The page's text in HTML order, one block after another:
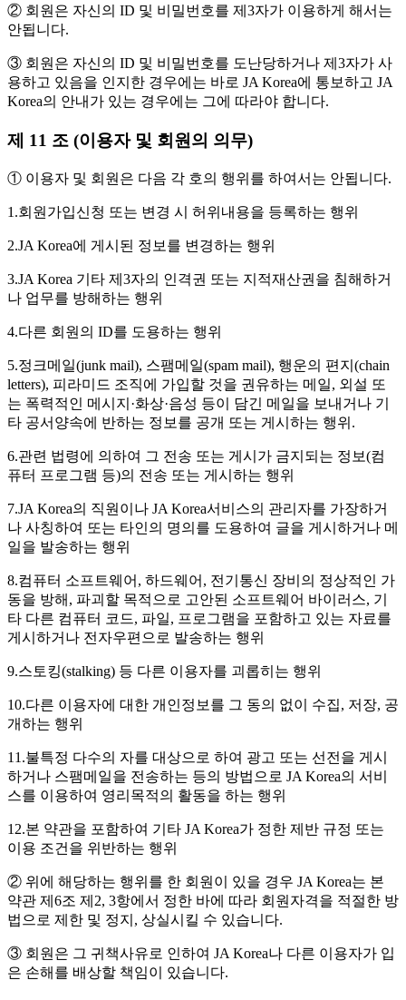
② 회원은 자신의 ID 및 비밀번호를 제3자가 이용하게 해서는
안됩니다.
③ 회원은 자신의 ID 및 비밀번호를 도난당하거나 제3자가 사
용하고 있음을 인지한 경우에는 바로 JA Korea에 통보하고 JA
Korea의 안내가 있는 경우에는 그에 따라야 합니다.
제 11 조 (이용자 및 회원의 의무)
① 이용자 및 회원은 다음 각 호의 행위를 하여서는 안됩니다.
1.회원가입신청 또는 변경 시 허위내용을 등록하는 행위
2.JA Korea에 게시된 정보를 변경하는 행위
3.JA Korea 기타 제3자의 인격권 또는 지적재산권을 침해하거
나 업무를 방해하는 행위
4.다른 회원의 ID를 도용하는 행위
5.정크메일(junk mail), 스팸메일(spam mail), 행운의 편지(chain
letters), 피라미드 조직에 가입할 것을 권유하는 메일, 외설 또
는 폭력적인 메시지·화상·음성 등이 담긴 메일을 보내거나 기
타 공서양속에 반하는 정보를 공개 또는 게시하는 행위.
6.관련 법령에 의하여 그 전송 또는 게시가 금지되는 정보(컴
퓨터 프로그램 등)의 전송 또는 게시하는 행위
7.JA Korea의 직원이나 JA Korea서비스의 관리자를 가장하거
나 사칭하여 또는 타인의 명의를 도용하여 글을 게시하거나 메
일을 발송하는 행위
8.컴퓨터 소프트웨어, 하드웨어, 전기통신 장비의 정상적인 가
동을 방해, 파괴할 목적으로 고안된 소프트웨어 바이러스, 기
타 다른 컴퓨터 코드, 파일, 프로그램을 포함하고 있는 자료를
게시하거나 전자우편으로 발송하는 행위
9.스토킹(stalking) 등 다른 이용자를 괴롭히는 행위
10.다른 이용자에 대한 개인정보를 그 동의 없이 수집, 저장, 공
개하는 행위
11.불특정 다수의 자를 대상으로 하여 광고 또는 선전을 게시
하거나 스팸메일을 전송하는 등의 방법으로 JA Korea의 서비
스를 이용하여 영리목적의 활동을 하는 행위
12.본 약관을 포함하여 기타 JA Korea가 정한 제반 규정 또는
이용 조건을 위반하는 행위
② 위에 해당하는 행위를 한 회원이 있을 경우 JA Korea는 본
약관 제6조 제2, 3항에서 정한 바에 따라 회원자격을 적절한 방
법으로 제한 및 정지, 상실시킬 수 있습니다.
③ 회원은 그 귀책사유로 인하여 JA Korea나 다른 이용자가 입
은 손해를 배상할 책임이 있습니다.